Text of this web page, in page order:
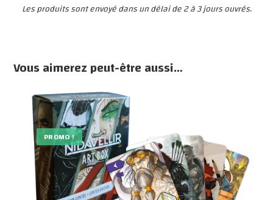
Les produits sont envoyé dans un délai de 2 à 3 jours ouvrés.
Vous aimerez peut-être aussi…
PROMO !